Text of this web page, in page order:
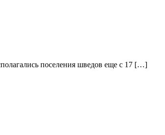
поселения шведов еще с 17 […]